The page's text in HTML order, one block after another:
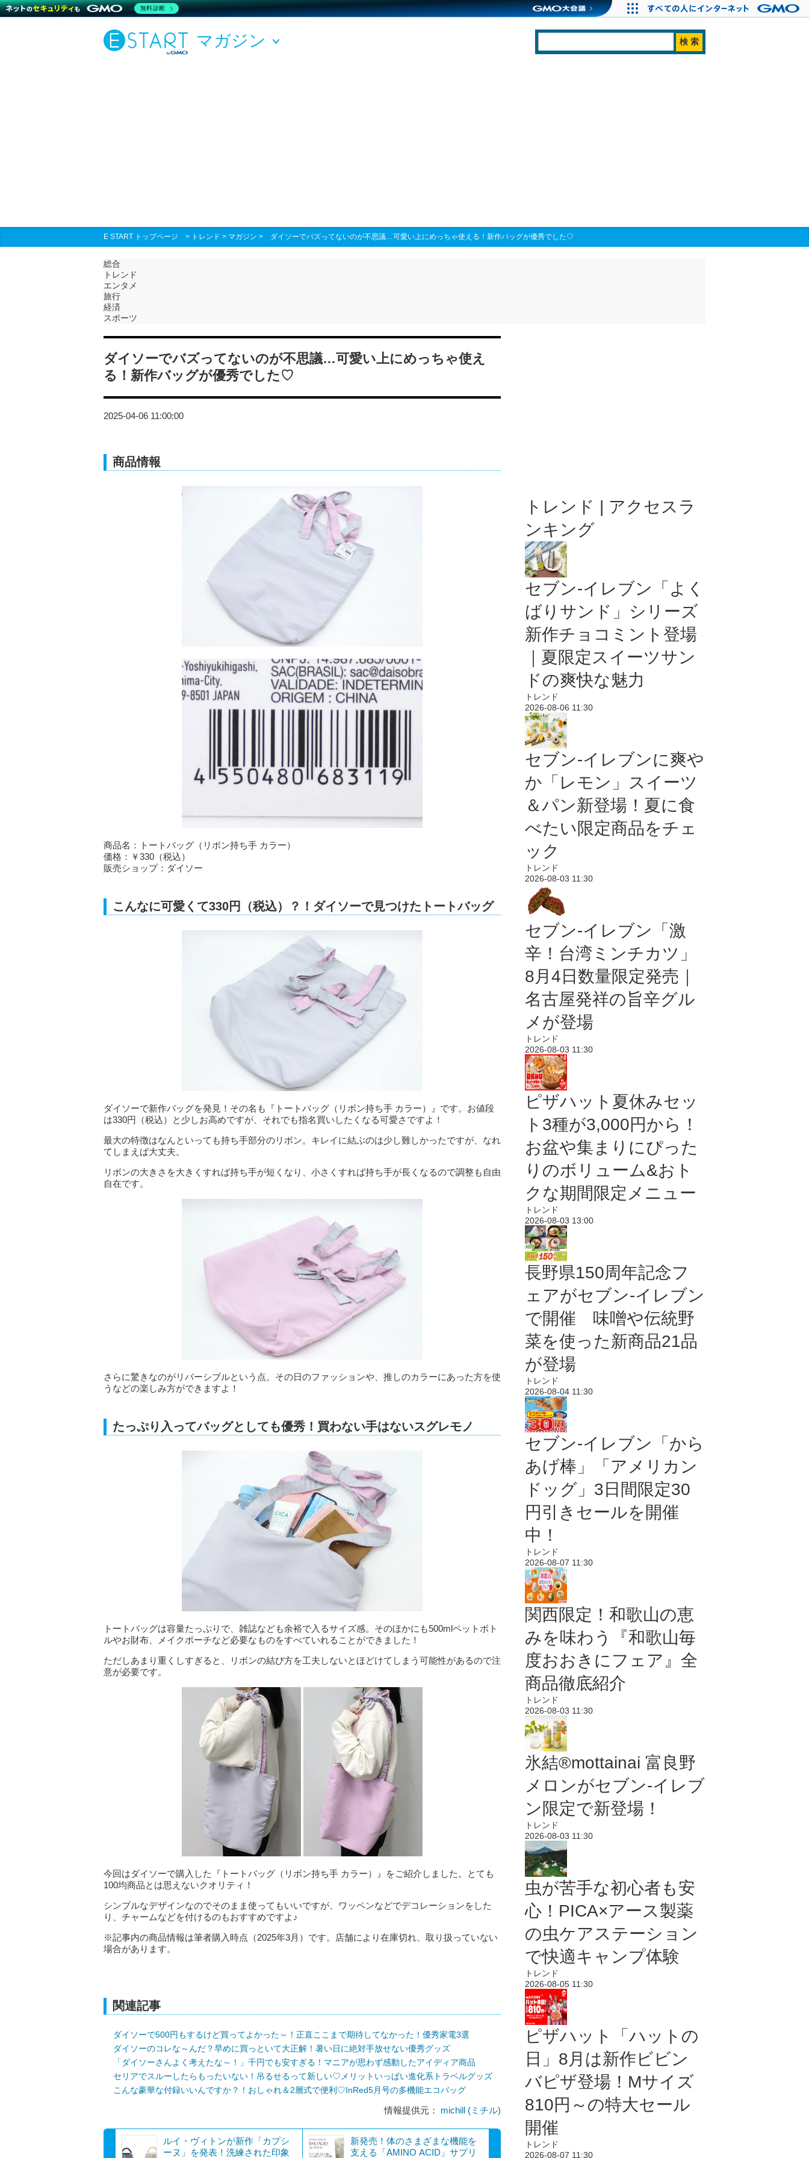
マガジン
E START トップページ > トレンド > マガジン > ダイソーでバズってないのが不思議…可愛い上にめっちゃ使える！新作バッグが優秀でした♡
総合
トレンド
エンタメ
旅行
経済
スポーツ
ダイソーでバズってないのが不思議…可愛い上にめっちゃ使え
る！新作バッグが優秀でした♡
2025-04-06 11:00:00
商品情報
商品名：トートバッグ（リボン持ち手 カラー）
価格：￥330（税込）
販売ショップ：ダイソー
こんなに可愛くて330円（税込）？！ダイソーで見つけたトートバッグ
ダイソーで新作バッグを発見！その名も『トートバッグ（リボン持ち手 カラー）』です。お値段
は330円（税込）と少しお高めですが、それでも指名買いしたくなる可愛さですよ！
最大の特徴はなんといっても持ち手部分のリボン。キレイに結ぶのは少し難しかったですが、なれ
てしまえば大丈夫。
リボンの大きさを大きくすれば持ち手が短くなり、小さくすれば持ち手が長くなるので調整も自由
自在です。
さらに驚きなのがリバーシブルという点。その日のファッションや、推しのカラーにあった方を使
うなどの楽しみ方ができますよ！
たっぷり入ってバッグとしても優秀！買わない手はないスグレモノ
トートバッグは容量たっぷりで、雑誌なども余裕で入るサイズ感。そのほかにも500mlペットボト
ルやお財布、メイクポーチなど必要なものをすべていれることができました！
ただしあまり重くしすぎると、リボンの結び方を工夫しないとほどけてしまう可能性があるので注
意が必要です。
今回はダイソーで購入した『トートバッグ（リボン持ち手 カラー）』をご紹介しました。とても
100均商品とは思えないクオリティ！
シンプルなデザインなのでそのまま使ってもいいですが、ワッペンなどでデコレーションをした
り、チャームなどを付けるのもおすすめですよ♪
※記事内の商品情報は筆者購入時点（2025年3月）です。店舗により在庫切れ、取り扱っていない
場合があります。
関連記事
ダイソーで500円もするけど買ってよかった～！正直ここまで期待してなかった！優秀家電3選
ダイソーのコレな～んだ？早めに買っといて大正解！暑い日に絶対手放せない優秀グッズ
「ダイソーさんよく考えたな～！」千円でも安すぎる！マニアが思わず感動したアイディア商品
セリアでスルーしたらもったいない！吊るせるって新しい♡メリットいっぱい進化系トラベルグッズ
こんな豪華な付録いいんですか？！おしゃれ＆2層式で便利♡InRed5月号の多機能エコバッグ
情報提供元： michill (ミチル)
ルイ・ヴィトンが新作「カプシ
ーヌ」を発表！洗練された印象
新発売！体のさまざまな機能を
支える「AMINO ACID」サプリ
トレンド | アクセスラ
ンキング
セブン‐イレブン「よく
ばりサンド」シリーズ
新作チョコミント登場
｜夏限定スイーツサン
ドの爽快な魅力
トレンド
2026-08-06 11:30
セブン‐イレブンに爽や
か「レモン」スイーツ
＆パン新登場！夏に食
べたい限定商品をチェ
ック
トレンド
2026-08-03 11:30
セブン-イレブン「激
辛！台湾ミンチカツ」
8月4日数量限定発売｜
名古屋発祥の旨辛グル
メが登場
トレンド
2026-08-03 11:30
ピザハット夏休みセッ
ト3種が3,000円から！
お盆や集まりにぴった
りのボリューム&おト
クな期間限定メニュー
トレンド
2026-08-03 13:00
長野県150周年記念フ
ェアがセブン-イレブン
で開催 味噌や伝統野
菜を使った新商品21品
が登場
トレンド
2026-08-04 11:30
セブン‐イレブン「から
あげ棒」「アメリカン
ドッグ」3日間限定30
円引きセールを開催
中！
トレンド
2026-08-07 11:30
関西限定！和歌山の恵
みを味わう『和歌山毎
度おおきにフェア』全
商品徹底紹介
トレンド
2026-08-03 11:30
氷結®mottainai 富良野
メロンがセブン‐イレブ
ン限定で新登場！
トレンド
2026-08-03 11:30
虫が苦手な初心者も安
心！PICA×アース製薬
の虫ケアステーション
で快適キャンプ体験
トレンド
2026-08-05 11:30
ピザハット「ハットの
日」8月は新作ビビン
バピザ登場！Mサイズ
810円～の特大セール
開催
トレンド
2026-08-07 11:30
無料診断